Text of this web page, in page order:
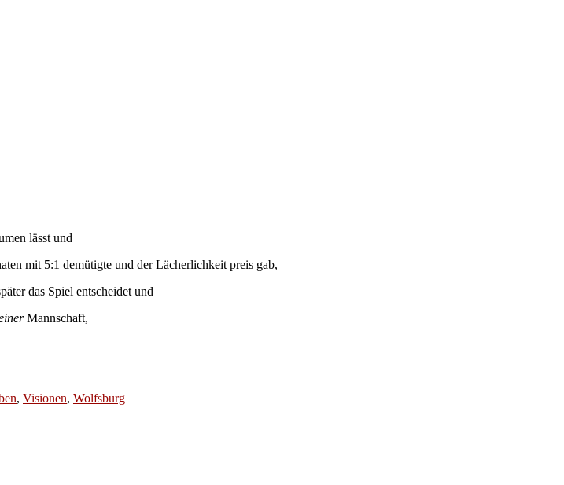
lässt und
mit 5:1 demütigte und der Lächerlichkeit preis gab,
das Spiel entscheidet und
Mannschaft,
, Visionen, Wolfsburg